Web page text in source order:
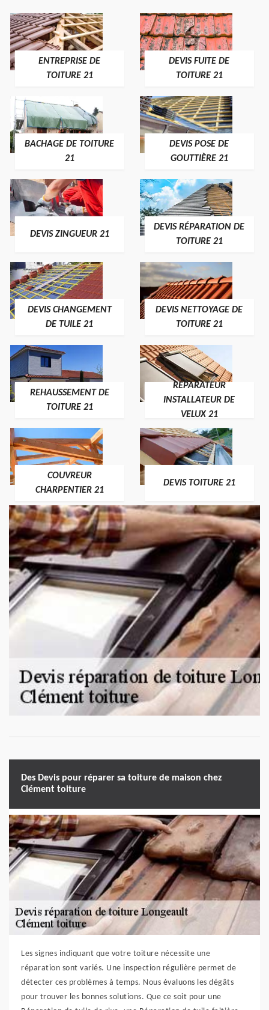
ENTREPRISE DE
TOITURE 21
DEVIS FUITE DE
TOITURE 21
BACHAGE DE TOITURE
21
DEVIS POSE DE
GOUTTIÈRE 21
DEVIS ZINGUEUR 21
DEVIS RÉPARATION DE
TOITURE 21
DEVIS CHANGEMENT
DE TUILE 21
DEVIS NETTOYAGE DE
TOITURE 21
REHAUSSEMENT DE
TOITURE 21
RÉPARATEUR
INSTALLATEUR DE
VELUX 21
COUVREUR
CHARPENTIER 21
DEVIS TOITURE 21
Des Devis pour réparer sa toiture de maison chez
Clément toiture
Les signes indiquant que votre toiture nécessite une
réparation sont variés. Une inspection régulière permet de
détecter ces problèmes à temps. Nous évaluons les dégâts
pour trouver les bonnes solutions. Que ce soit pour une